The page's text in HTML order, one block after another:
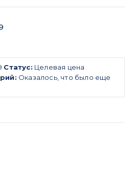
Статус: Целевая цена
Оказалось, что было еще